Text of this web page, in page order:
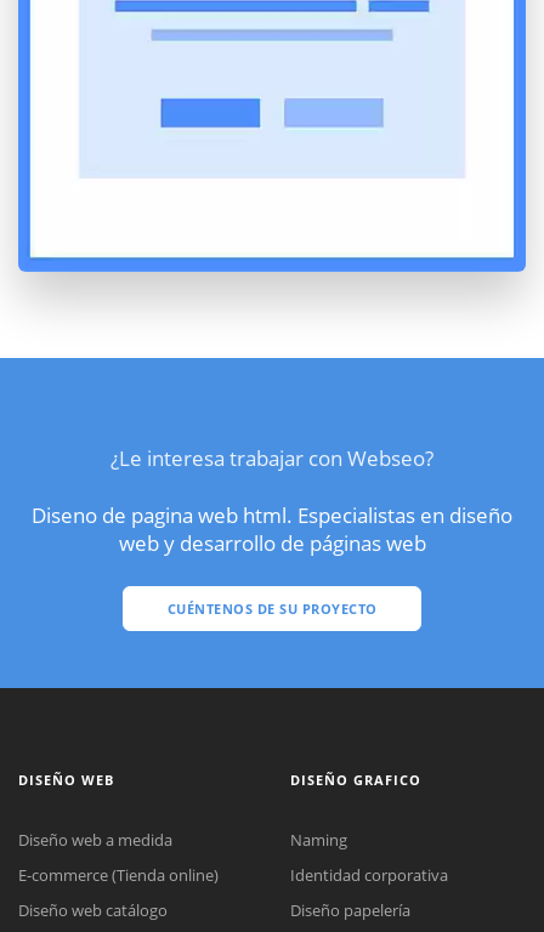
¿Le interesa trabajar con Webseo?
Diseno de pagina web html. Especialistas en diseño
web y desarrollo de páginas web
CUÉNTENOS DE SU PROYECTO
DISEÑO WEB
Diseño web a medida
E-commerce (Tienda online)
Diseño web catálogo
DISEÑO GRAFICO
Naming
Identidad corporativa
Diseño papelería